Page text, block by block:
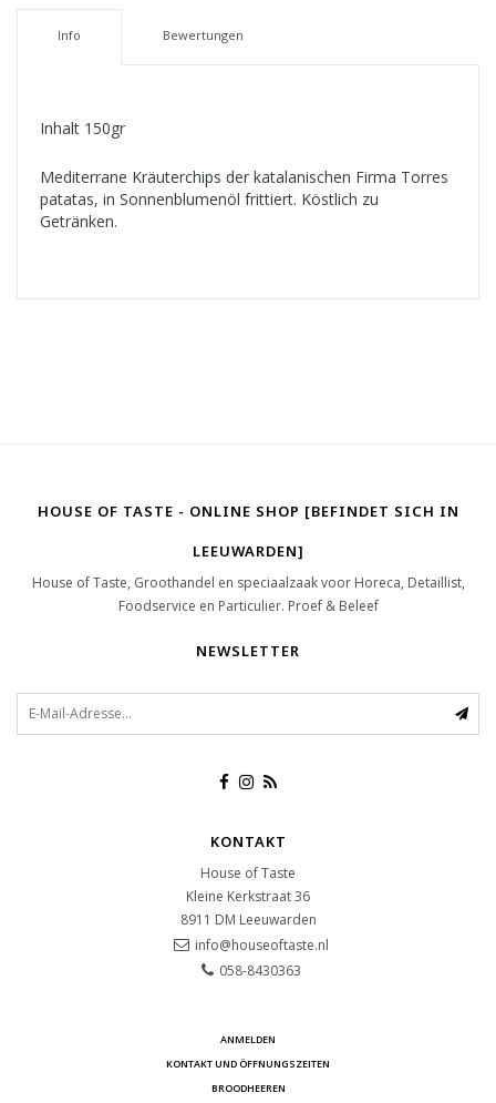
Info Bewertungen
Inhalt 150gr
Mediterrane Kräuterchips der katalanischen Firma Torres
patatas, in Sonnenblumenöl frittiert. Köstlich zu
Getränken.
HOUSE OF TASTE - ONLINE SHOP [BEFINDET SICH IN
LEEUWARDEN]
House of Taste, Groothandel en speciaalzaak voor Horeca, Detaillist,
Foodservice en Particulier. Proef & Beleef
NEWSLETTER
KONTAKT
House of Taste
Kleine Kerkstraat 36
8911 DM Leeuwarden
info@houseoftaste.nl
058-8430363
ANMELDEN
KONTAKT UND ÖFFNUNGSZEITEN
BROODHEEREN